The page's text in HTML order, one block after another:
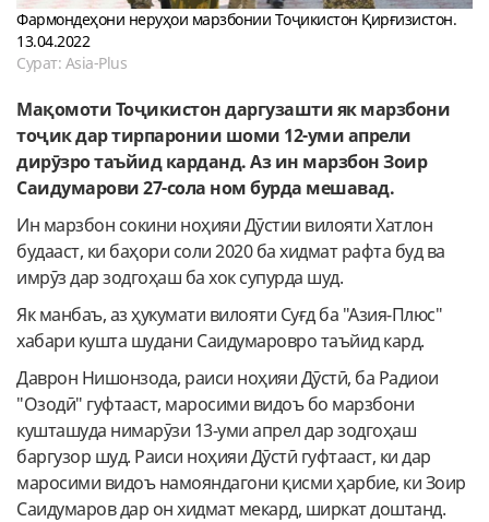
Фармондеҳони неруҳои марзбонии Тоҷикистон Қирғизистон.
13.04.2022
Сурат: Asia-Plus
Мақомоти Тоҷикистон даргузашти як марзбони
тоҷик дар тирпаронии шоми 12-уми апрели
дирӯзро таъйид карданд. Аз ин марзбон Зоир
Саидумарови 27-сола ном бурда мешавад.
Ин марзбон сокини ноҳияи Дӯстии вилояти Хатлон
будааст, ки баҳори соли 2020 ба хидмат рафта буд ва
имрӯз дар зодгоҳаш ба хок супурда шуд.
Як манбаъ, аз ҳукумати вилояти Суғд ба "Азия-Плюс"
хабари кушта шудани Саидумаровро таъйид кард.
Даврон Нишонзода, раиси ноҳияи Дӯстӣ, ба Радиои
"Озодӣ" гуфтааст, маросими видоъ бо марзбони
кушташуда нимарӯзи 13-уми апрел дар зодгоҳаш
баргузор шуд. Раиси ноҳияи Дӯстӣ гуфтааст, ки дар
маросими видоъ намояндагони қисми ҳарбие, ки Зоир
Саидумаров дар он хидмат мекард, ширкат доштанд.